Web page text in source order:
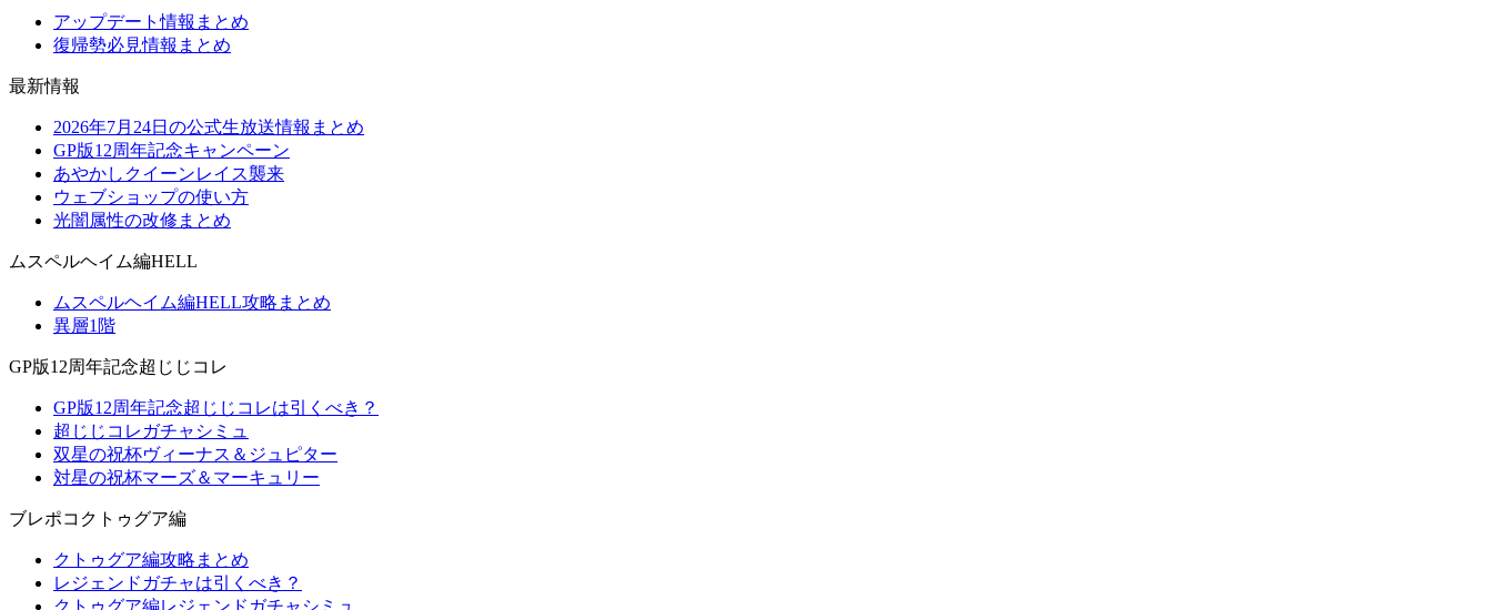
アップデート情報まとめ
復帰勢必見情報まとめ
最新情報
2026年7月24日の公式生放送情報まとめ
GP版12周年記念キャンペーン
あやかしクイーンレイス襲来
ウェブショップの使い方
光闇属性の改修まとめ
ムスペルヘイム編HELL
ムスペルヘイム編HELL攻略まとめ
異層1階
GP版12周年記念超じじコレ
GP版12周年記念超じじコレは引くべき？
超じじコレガチャシミュ
双星の祝杯ヴィーナス＆ジュピター
対星の祝杯マーズ＆マーキュリー
ブレポコクトゥグア編
クトゥグア編攻略まとめ
レジェンドガチャは引くべき？
クトゥグア編レジェンドガチャシミュ